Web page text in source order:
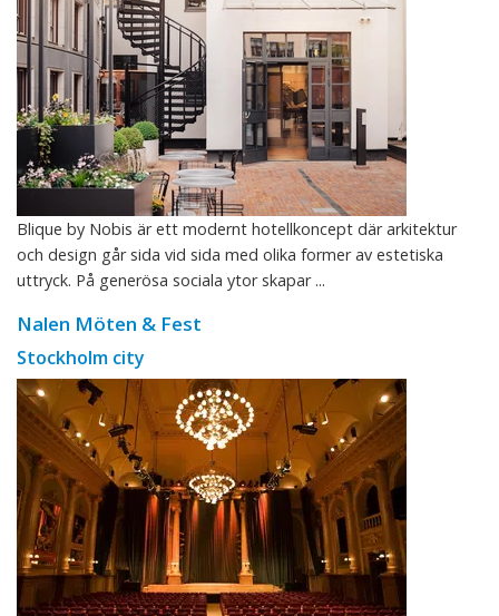
Blique by Nobis är ett modernt hotellkoncept där arkitektur
och design går sida vid sida med olika former av estetiska
uttryck. På generösa sociala ytor skapar ...
Nalen Möten & Fest
Stockholm city